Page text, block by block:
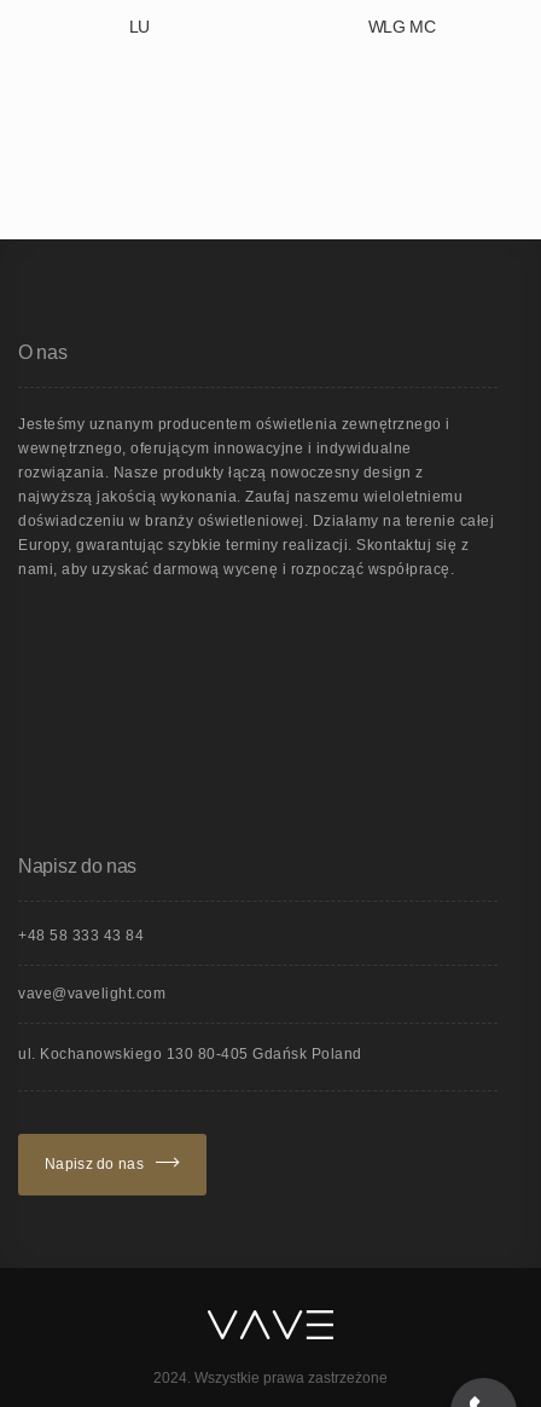
LU WLG MC
O nas
Jesteśmy uznanym producentem oświetlenia zewnętrznego i
wewnętrznego, oferującym innowacyjne i indywidualne
rozwiązania. Nasze produkty łączą nowoczesny design z
najwyższą jakością wykonania. Zaufaj naszemu wieloletniemu
doświadczeniu w branży oświetleniowej. Działamy na terenie całej
Europy, gwarantując szybkie terminy realizacji. Skontaktuj się z
nami, aby uzyskać darmową wycenę i rozpocząć współpracę.
Napisz do nas
+48 58 333 43 84
vave@vavelight.com
ul. Kochanowskiego 130 80-405 Gdańsk Poland
Napisz do nas
2024. Wszystkie prawa zastrzeżone